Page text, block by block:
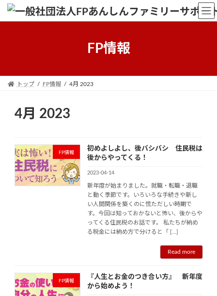
Skip
the
Skip
the
FP情報
トップ FP情報 4月 2023
4月 2023
FP情報
初めよしよし、後バシバシ 住民税は
後からやってくる！
2023-04-14
新年度が始まりました。就職・転職・退職
と動く季節です。いろいろな手続きや新し
い人間関係を築くのに慌ただしい時期で
す。今回は知っておかないと怖い、後からや
ってくる住民税のお話です。 私たちが納め
る税金には納め方で分けると「 […]
Read more
FP情報
『人生とお金のつき合い方』 新年度
から始めよう！